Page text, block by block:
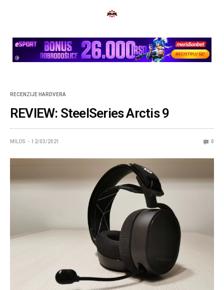
RECENZIJE HARDVERA
REVIEW: SteelSeries Arctis 9
MILOS 12/03/2021 0